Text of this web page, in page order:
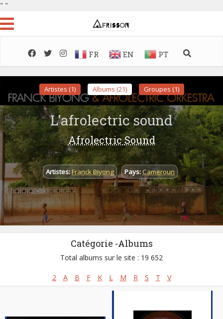
" "
FR EN PT
Artistes (1) Albums (21) Groupes (1)
L'afrolectric sound
Afrolectric Sound
Artistes:Franck Biyong Pays:Cameroun
Catégorie -Albums
Total albums sur le site : 19 652
2 A B F K L M R S T V